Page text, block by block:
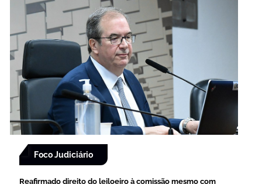
Foco Judiciário
Reafirmado direito do leiloeiro à comissão mesmo com